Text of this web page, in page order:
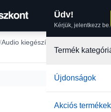
Üdv!
Kérjük, jelentkezz be.
Termék
Újdonságok
Akciós termékek
Audio kiegészítők